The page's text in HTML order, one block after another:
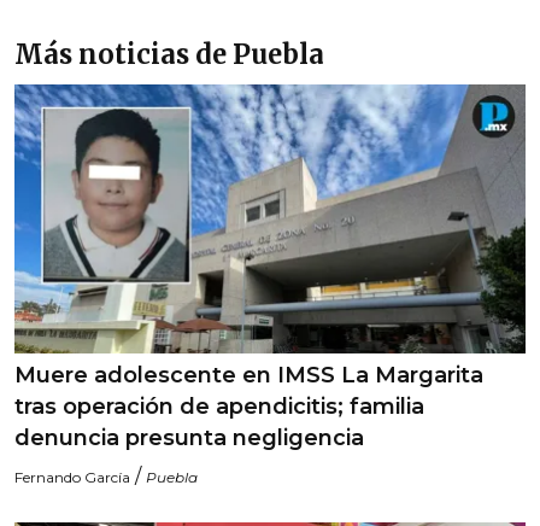
Más noticias de Puebla
Muere adolescente en IMSS La Margarita
tras operación de apendicitis; familia
denuncia presunta negligencia
Fernando García / Puebla